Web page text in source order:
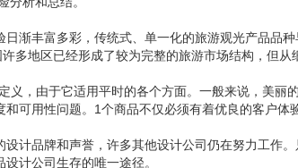
渐丰富多彩，传统式、单一化的旅游观光产品品
多地区已经形成了较为完整的旅游市场结构，但
，由于它适用平时的各个方面。一般来说，美丽
可用性问题。1个商品不仅必须有着优良的客户体
计品牌和声誉，许多其他设计公司仍在努力工作
计公司生存的唯一途径。